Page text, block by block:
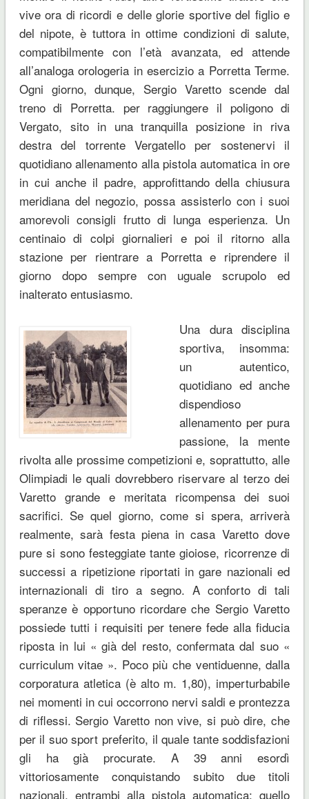
vive ora di ricordi e delle glorie sportive del figlio e
del nipote, è tuttora in ottime condizioni di salute,
compatibilmente con l’età avanzata, ed attende
all’analoga orologeria in esercizio a Porretta Terme.
Ogni giorno, dunque, Sergio Varetto scende dal
treno di Porretta. per raggiungere il poligono di
Vergato, sito in una tranquilla posizione in riva
destra del torrente Vergatello per sostenervi il
quotidiano allenamento alla pistola automatica in ore
in cui anche il padre, approfittando della chiusura
meridiana del negozio, possa assisterlo con i suoi
amorevoli consigli frutto di lunga esperienza. Un
centinaio di colpi giornalieri e poi il ritorno alla
stazione per rientrare a Porretta e riprendere il
giorno dopo sempre con uguale scrupolo ed
inalterato entusiasmo.
Una dura disciplina
sportiva, insomma:
un autentico,
quotidiano ed anche
dispendioso
allenamento per pura
passione, la mente
rivolta alle prossime competizioni e, soprattutto, alle
Olimpiadi le quali dovrebbero riservare al terzo dei
Varetto grande e meritata ricompensa dei suoi
sacrifici. Se quel giorno, come si spera, arriverà
realmente, sarà festa piena in casa Varetto dove
pure si sono festeggiate tante gioiose, ricorrenze di
successi a ripetizione riportati in gare nazionali ed
internazionali di tiro a segno. A conforto di tali
speranze è opportuno ricordare che Sergio Varetto
possiede tutti i requisiti per tenere fede alla fiducia
riposta in lui « già del resto, confermata dal suo «
curriculum vitae ». Poco più che ventiduenne, dalla
corporatura atletica (è alto m. 1,80), imperturbabile
nei momenti in cui occorrono nervi saldi e prontezza
di riflessi. Sergio Varetto non vive, si può dire, che
per il suo sport preferito, il quale tante soddisfazioni
gli ha già procurate. A 39 anni esordì
vittoriosamente conquistando subito due titoli
nazionali, entrambi alla pistola automatica: quello